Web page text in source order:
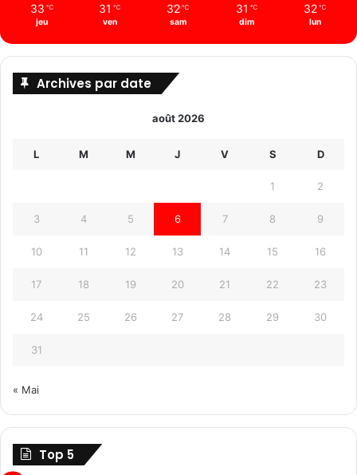
33 ℃
jeu
31 ℃
ven
32 ℃
sam
31 ℃
dim
32 ℃
lun
Archives par date
août 2026
L M M J V S D
1 2
3 4 5 6 7 8 9
10 11 12 13 14 15 16
17 18 19 20 21 22 23
24 25 26 27 28 29 30
31
« Mai
Top 5